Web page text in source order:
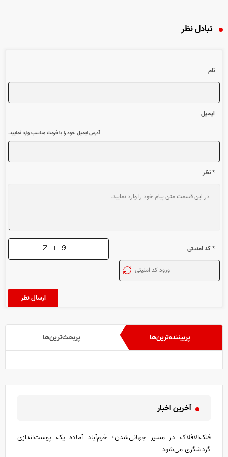
تبادل نظر
نام
ایمیل
آدرس ایمیل خود را با فرمت مناسب وارد نمایید.
* نظر
* کد امنیتی
پربیننده‌ترین‌ها پربحث‌ترین‌ها
آخرین اخبار
فلک‌الافلاک در مسیر جهانی‌شدن؛ خرم‌آباد آماده یک پوست‌اندازی
گردشگری می‌شود